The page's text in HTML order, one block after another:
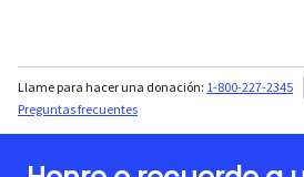
Preguntas frecuentes
Llame para hacer una donación: 1-800-227-2345